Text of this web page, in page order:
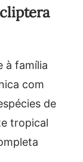
à família
com
de
tropical